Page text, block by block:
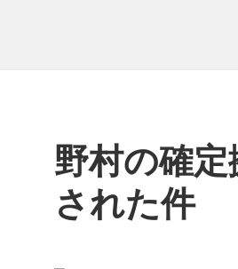
野村の確
された件